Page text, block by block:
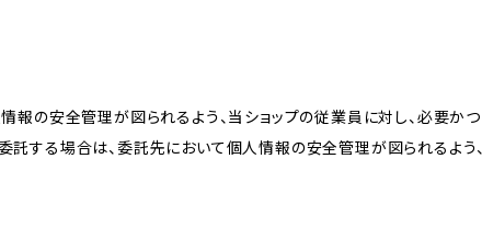
報の安全管理が図られるよう、当ショップの従業員に対し、必要かつ
託する場合は、委託先において個人情報の安全管理が図られるよう、